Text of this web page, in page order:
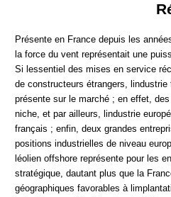
Présente en France depuis les
la force du vent représentait une
Si lessentiel des mises en service
de constructeurs étrangers,
présente sur le marché ; en effet,
niche, et par ailleurs, lindustrie
français ; enfin, deux grandes
positions industrielles de niveau
léolien offshore représente pour les
stratégique, dautant plus que la
géographiques favorables à